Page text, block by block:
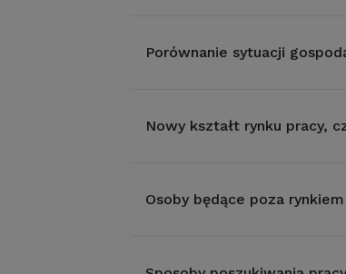
Porównanie sytuacji
Nowy kształt rynku pracy,
Osoby będące poza